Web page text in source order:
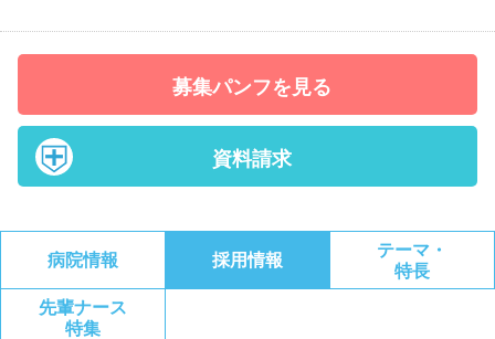
募集パンフを見る
資料請求
病院情報 採用情報
テーマ・
特長
先輩ナース
特集